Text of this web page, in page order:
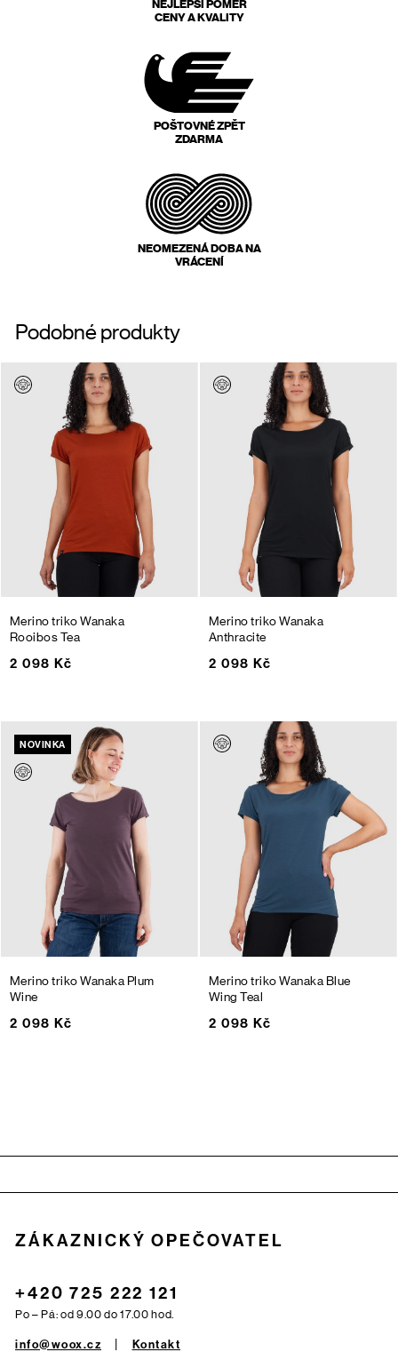
NEJLEPŠÍ POMĚR
CENY A KVALITY
POŠTOVNÉ ZPĚT
ZDARMA
NEOMEZENÁ DOBA NA
VRÁCENÍ
Podobné produkty
Merino triko Wanaka
Rooibos Tea
2 098 Kč
Merino triko Wanaka
Anthracite
2 098 Kč
NOVINKA
Merino triko Wanaka Plum
Wine
2 098 Kč
Merino triko Wanaka Blue
Wing Teal
2 098 Kč
ZÁKAZNICKÝ OPEČOVATEL
+420 725 222 121
Po – Pá: od 9.00 do 17.00 hod.
info@woox.cz Kontakt